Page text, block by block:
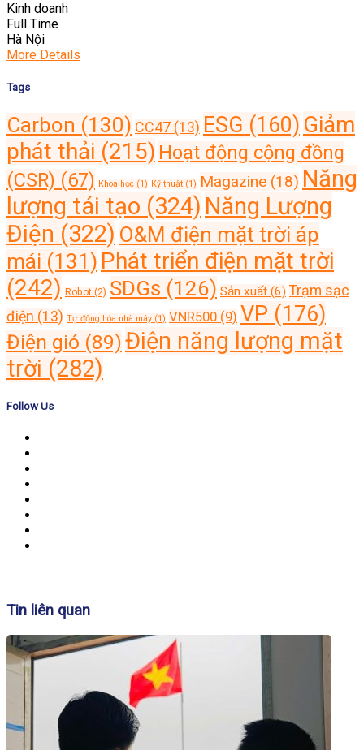
Kinh doanh
Full Time
Hà Nội
More Details
Tags
Carbon (130) CC47 (13) ESG (160) Giảm
phát thải (215) Hoạt động cộng đồng
(CSR) (67) Khoa học (1) Kỹ thuật (1) Magazine (18) Năng
lượng tái tạo (324) Năng Lượng
Điện (322) O&M điện mặt trời áp
mái (131) Phát triển điện mặt trời
(242) Robot (2) SDGs (126) Sản xuất (6) Trạm sạc
điện (13) Tự động hóa nhà máy (1) VNR500 (9) VP (176)
Điện gió (89)Điện năng lượng mặt
trời (282)
Follow Us
Tin liên quan